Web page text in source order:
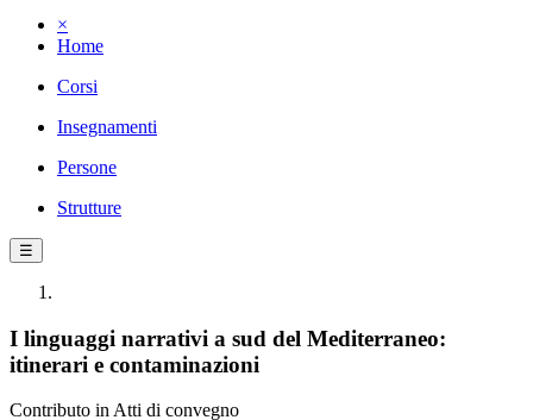
×
Home
Corsi
Insegnamenti
Persone
Strutture
☰
I linguaggi narrativi a sud del Mediterraneo:
itinerari e contaminazioni
Contributo in Atti di convegno